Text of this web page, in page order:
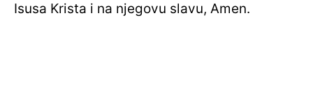
Isusa Krista i na njegovu slavu, Amen.